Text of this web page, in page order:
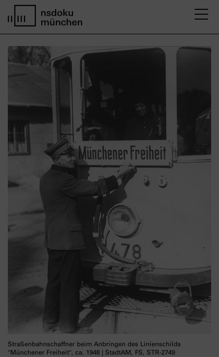
Straßenbahnschaffner beim Anbringen des Linienschilds
"Münchener Freiheit", ca. 1948 | StadtAM, FS, STR-2749